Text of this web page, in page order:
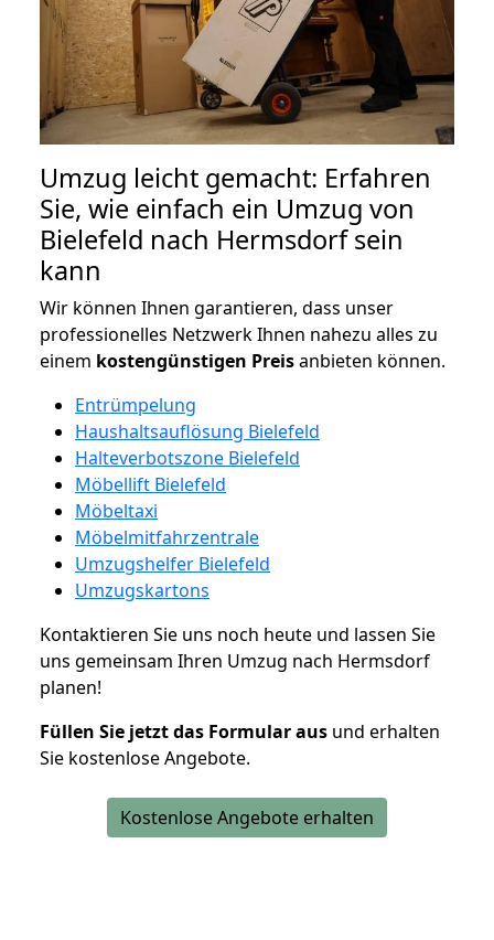
Umzug leicht gemacht: Erfahren
Sie, wie einfach ein Umzug von
Bielefeld nach Hermsdorf sein
kann
Wir können Ihnen garantieren, dass unser
professionelles Netzwerk Ihnen nahezu alles zu
einem kostengünstigen Preisanbieten können.
Entrümpelung
Haushaltsauflösung Bielefeld
Halteverbotszone Bielefeld
Möbellift Bielefeld
Möbeltaxi
Möbelmitfahrzentrale
Umzugshelfer Bielefeld
Umzugskartons
Kontaktieren Sie uns noch heute und lassen Sie
uns gemeinsam Ihren Umzug nach Hermsdorf
planen!
Füllen Sie jetzt das Formular aus und erhalten
Sie kostenlose Angebote.
Kostenlose Angebote erhalten